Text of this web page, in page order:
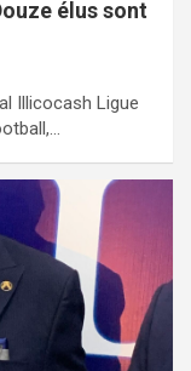
élus sont
Illicocash Ligue